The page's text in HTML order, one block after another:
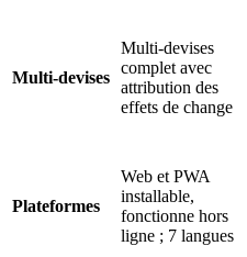
Multi-devises
Multi-devises
complet avec
attribution des
effets de change
Plateformes
Web et PWA
installable,
fonctionne hors
ligne ; 7 langues